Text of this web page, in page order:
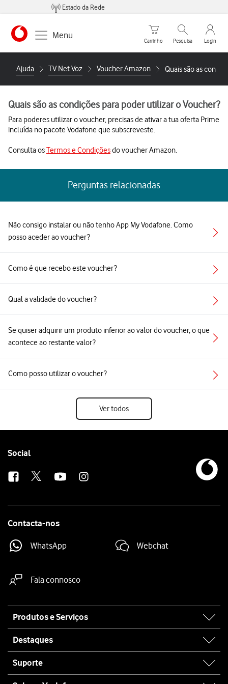
Estado da Rede
https://www.vodafone.pt
Menu
Carrinho de compras
Carrinho
Pesquisar
Pesquisa
My
Login
Ajuda TV Net Voz Voucher Amazon Quais são as
Quais são as condições para poder utilizar o Voucher?
Para poderes utilizar o voucher, precisas de ativar a tua oferta Prime
incluída no pacote Vodafone que subscreveste.
Consulta osTermos e Condiçõesdo voucher Amazon.
Perguntas relacionadas
Não consigo instalar ou não tenho App My Vodafone. Como
posso aceder ao voucher?
Como é que recebo este voucher?
Qual a validade do voucher?
Se quiser adquirir um produto inferior ao valor do voucher, o que
acontece ao restante valor?
Como posso utilizar o voucher?
Ver todos
Follow
Social
Contacta-nos
WhatsApp Webchat
Fala connosco
map
Produtos e Serviços
Destaques
Suporte